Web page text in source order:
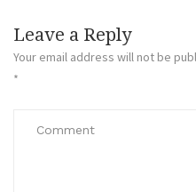
Leave a Reply
Your email address will not be
*